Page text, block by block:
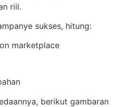
riil.
sukses, hitung:
marketplace
berikut gambaran